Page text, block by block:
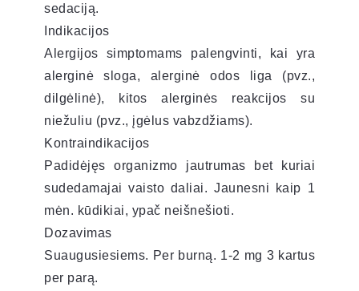
sedaciją.
Indikacijos
Alergijos simptomams palengvinti, kai yra
alerginė sloga, alerginė odos liga (pvz.,
dilgėlinė), kitos alerginės reakcijos su
niežuliu (pvz., įgėlus vabzdžiams).
Kontraindikacijos
Padidėjęs organizmo jautrumas bet kuriai
sudedamajai vaisto daliai. Jaunesni kaip 1
mėn. kūdikiai, ypač neišnešioti.
Dozavimas
Suaugusiesiems. Per burną. 1-2 mg 3 kartus
per parą.